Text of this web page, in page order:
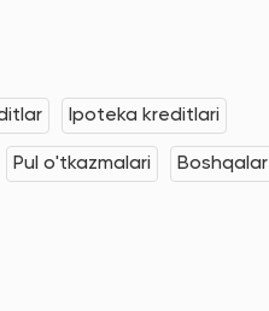
Ipoteka kreditlari
Pul o'tkazmalari Boshqalar